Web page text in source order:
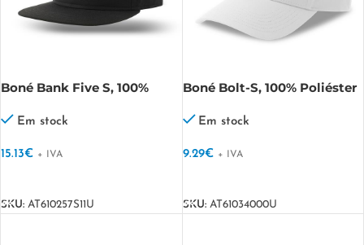
Boné Bank Five S, 100%
Five SEm stock
15.13€ + IVA
SKU: AT610257S11U
Boné Bolt-S, 100% Poliéster
Em stock
9.29€ + IVA
SKU: AT61034000U